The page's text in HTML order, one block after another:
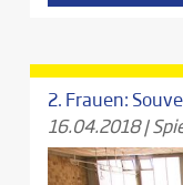
2. Frauen:
16.04.2018|